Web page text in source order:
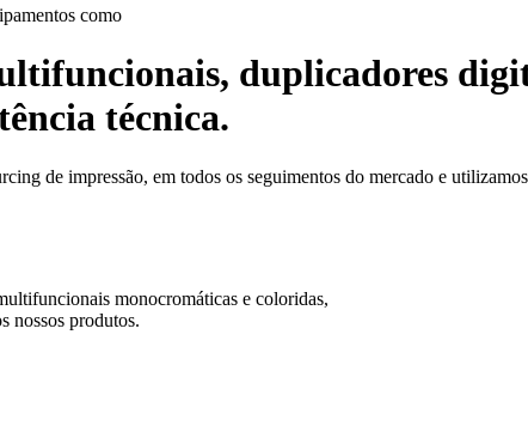
como
duplicadores
técnica.
de impressão, em todos os seguimentos do mercado e
monocromáticas e coloridas,
nossos produtos.